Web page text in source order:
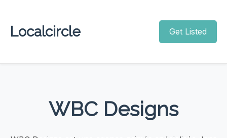
Localcircle Get Listed
WBC Designs